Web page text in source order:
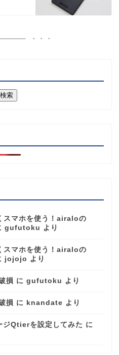
検索
スマホを使う！airaloの
gufutoku より
スマホを使う！airaloの
jojojo より
損 に gufutoku より
損 に knandate より
ジQtierを設定してみた に